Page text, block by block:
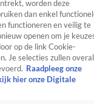
CrimeVideo's
worden deze
dan enkel
functioneren en veilig te
openen om je
op de link Cookie-
Je selecties zullen overal
Raadpleeg onze
hier onze Digitale